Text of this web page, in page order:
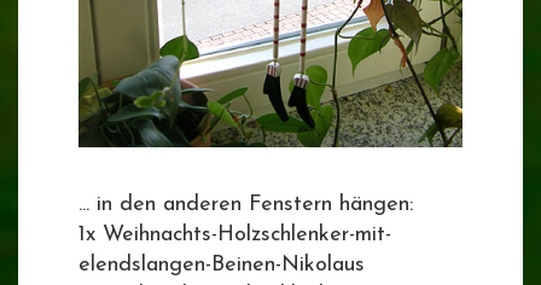
... in den anderen Fenstern hängen:
1x Weihnachts-Holzschlenker-mit-
elendslangen-Beinen-Nikolaus